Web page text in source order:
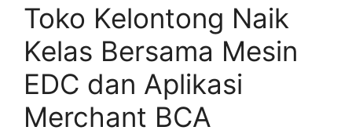
Toko Kelontong Naik
Kelas Bersama Mesin
EDC dan Aplikasi
Merchant BCA